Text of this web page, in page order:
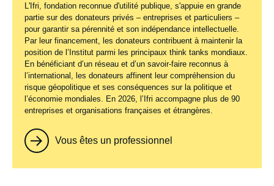
L'Ifri, fondation reconnue d'utilité publique, s'appuie en grande
partie sur des donateurs privés – entreprises et particuliers –
pour garantir sa pérennité et son indépendance intellectuelle.
Par leur financement, les donateurs contribuent à maintenir la
position de l’Institut parmi les principaux think tanks mondiaux.
En bénéficiant d’un réseau et d’un savoir-faire reconnus à
l’international, les donateurs affinent leur compréhension du
risque géopolitique et ses conséquences sur la politique et
l’économie mondiales. En 2026, l’Ifri accompagne plus de 90
entreprises et organisations françaises et étrangères.
Vous êtes un professionnel